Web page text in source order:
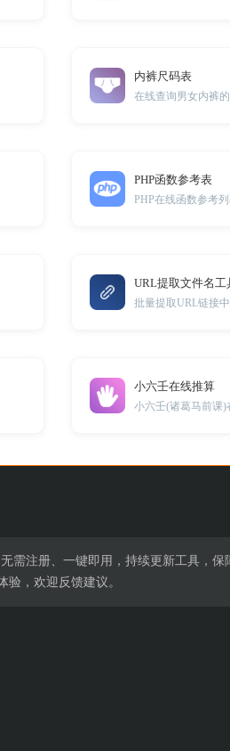
内裤尺码表
在线查询男女内裤
PHP函数参考表
PHP在线函数参考
URL提取文件名工
批量提取URL链接
小六壬在线推算
小六壬(诸葛马前课)
需注册、一键即用，持续更新工具，保
，欢迎反馈建议。